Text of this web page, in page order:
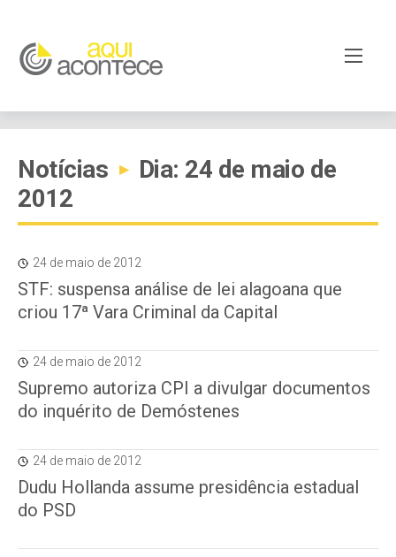
Notícias ▸
Dia: 24 de maio de
2012
24 de maio de 2012
STF: suspensa análise de lei alagoana que
criou 17ª Vara Criminal da Capital
24 de maio de 2012
Supremo autoriza CPI a divulgar documentos
do inquérito de Demóstenes
24 de maio de 2012
Dudu Hollanda assume presidência estadual
do PSD